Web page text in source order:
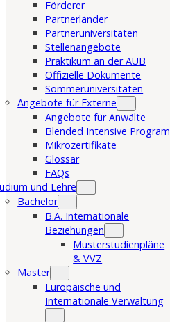
Förderer
Partnerländer
Partneruniversitäten
Stellenangebote
Praktikum an der AUB
Offizielle Dokumente
Sommeruniversitäten
Angebote für Externe
Angebote für Anwälte
Blended Intensive Program
Mikrozertifikate
Glossar
FAQs
und Lehre
Bachelor
B.A. Internationale
Beziehungen
Musterstudienpläne
& VVZ
Master
Europäische und
Internationale Verwaltung